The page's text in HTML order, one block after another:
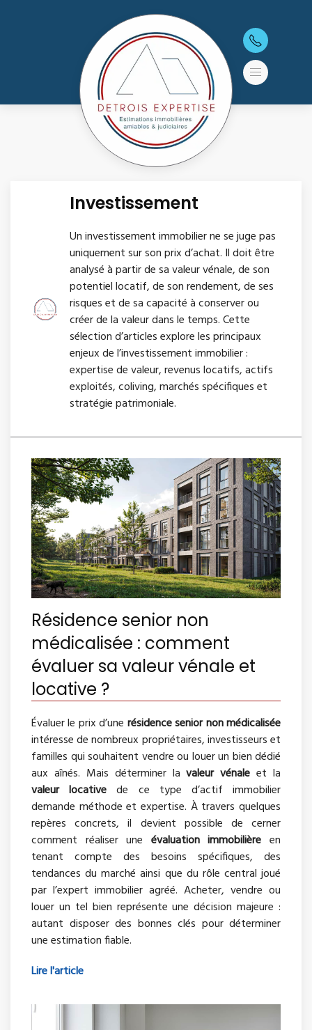
Investissement
Un investissement immobilier ne se juge pas
uniquement sur son prix d’achat. Il doit être
analysé à partir de sa valeur vénale, de son
potentiel locatif, de son rendement, de ses
risques et de sa capacité à conserver ou
créer de la valeur dans le temps. Cette
sélection d’articles explore les principaux
enjeux de l’investissement immobilier :
expertise de valeur, revenus locatifs, actifs
exploités, coliving, marchés spécifiques et
stratégie patrimoniale.
Résidence senior non
médicalisée : comment
évaluer sa valeur vénale et
locative ?
Évaluer le prix d’une résidence senior non médicalisée
intéresse de nombreux propriétaires, investisseurs et
familles qui souhaitent vendre ou louer un bien dédié
aux aînés. Mais déterminer lavaleur vénale et la
valeur locative de ce type d’actif immobilier
demande méthode et expertise. À travers quelques
repères concrets, il devient possible de cerner
comment réaliser une évaluation immobilière en
tenant compte des besoins spécifiques, des
tendances du marché ainsi que du rôle central joué
par l’expert immobilier agréé. Acheter, vendre ou
louer un tel bien représente une décision majeure :
autant disposer des bonnes clés pour déterminer
une estimation fiable.
Lire l'article